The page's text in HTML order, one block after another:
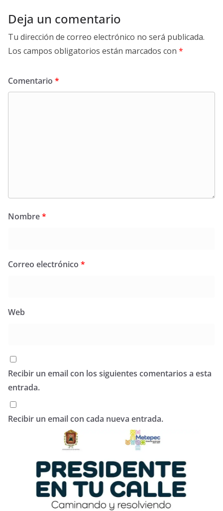
Deja un comentario
Tu dirección de correo electrónico no será publicada.
Los campos obligatorios están marcados con *
Comentario *
Nombre*
Correo electrónico *
Web
Recibir un email con los siguientes comentarios a esta
entrada.
Recibir un email con cada nueva entrada.